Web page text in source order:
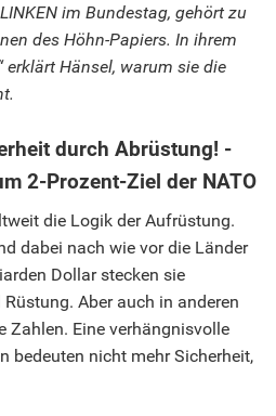
im Bundestag, gehört zu
des Höhn-Papiers. In ihrem
erklärt Hänsel, warum sie die
durch Abrüstung! -
2-Prozent-Ziel der NATO
die Logik der Aufrüstung.
dabei nach wie vor die Länder
Dollar stecken sie
Aber auch in anderen
Zahlen. Eine verhängnisvolle
bedeuten nicht mehr Sicherheit,